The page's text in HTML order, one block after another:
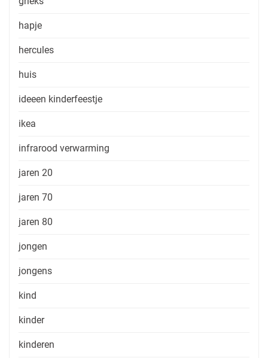
hapje
hercules
huis
ideeen kinderfeestje
ikea
infrarood verwarming
jaren 20
jaren 70
jaren 80
jongen
jongens
kind
kinder
kinderen